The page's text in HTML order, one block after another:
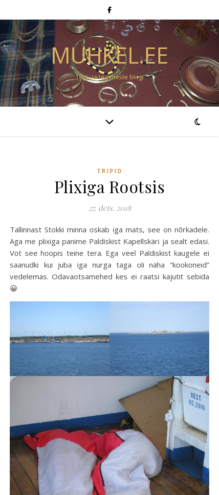
MUHKEL.EE
Tripi- ja tegemiste blogi
TRIPID
Plixiga Rootsis
27. dets. 2018
Tallinnast Stokki minna oskab iga mats, see on nõrkadele.
Aga me plixiga panime Paldiskist Kapellskäri ja sealt edasi.
Vot see hoopis teine tera. Ega veel Paldiskist kaugele ei
saanudki kui juba iga nurga taga oli näha “kookoneid”
vedelemas. Odavaotsamehed kes ei raatsi kajutit sebida
😀